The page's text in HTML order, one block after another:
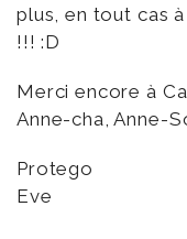
plus, en tout cas
!!! :D
Merci encore à
Anne-cha, Anne-
Protego
Eve